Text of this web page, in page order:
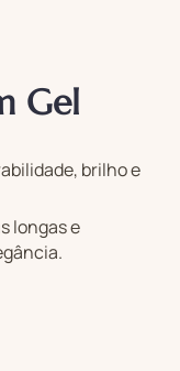
Gel
brilho e
longas e